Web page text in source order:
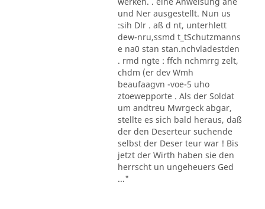
und Ner ausgestellt. Nun us
:sih Dlr . aß d nt, unterhlett
dew-nru,ssmd t_tSchutzmanns
e na0 stan stan.nchvladestden
. rmd ngte : ffch nchmrrg zelt,
chdm (er dev Wmh
beaufaagvn -voe-5 uho
ztoewepporte . Als der Soldat
um andtreu Mwrgeck abgar,
stellte es sich bald heraus, daß
der den Deserteur suchende
selbst der Deser teur war ! Bis
jetzt der Wirth haben sie den
herrscht un ungeheuers Ged
..."